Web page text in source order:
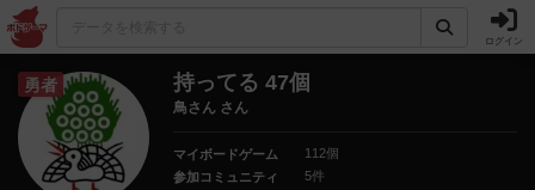
ログイン
勇者 持ってる 47個
鳥さん さん
マイボードゲーム
112個
参加コミュニティ
5件